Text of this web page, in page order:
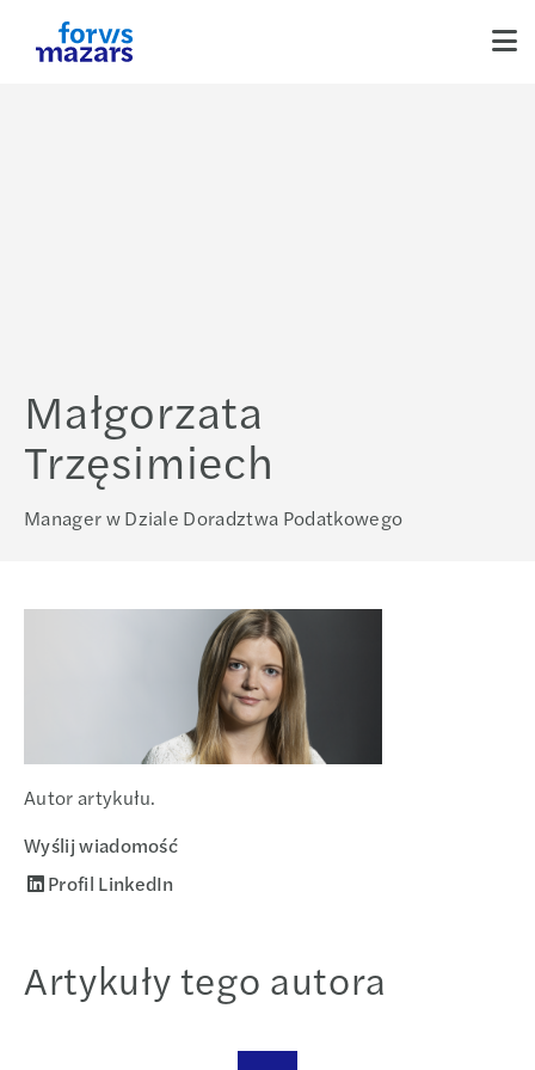
Małgorzata
Trzęsimiech
Manager w Dziale Doradztwa Podatkowego
Autor artykułu.
Wyślij wiadomość
Profil LinkedIn
Artykuły tego autora